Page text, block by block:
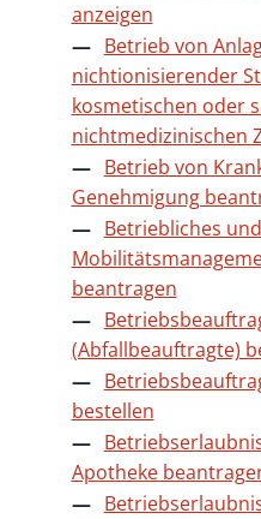
anzeigen
Betrieb von
nichtionisierender
kosmetischen oder
nichtmedizinischen
Betrieb von
Genehmigung
Betriebliches
beantragen
(Abfallbeauftragte)
bestellen
Apotheke